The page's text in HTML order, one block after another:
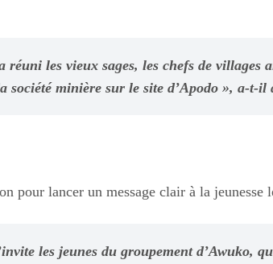
réuni les vieux sages, les chefs de
société minière sur le site d’Apodo », a-t-il
pour lancer un message clair à la jeunesse
les jeunes du groupement d’Awuko,